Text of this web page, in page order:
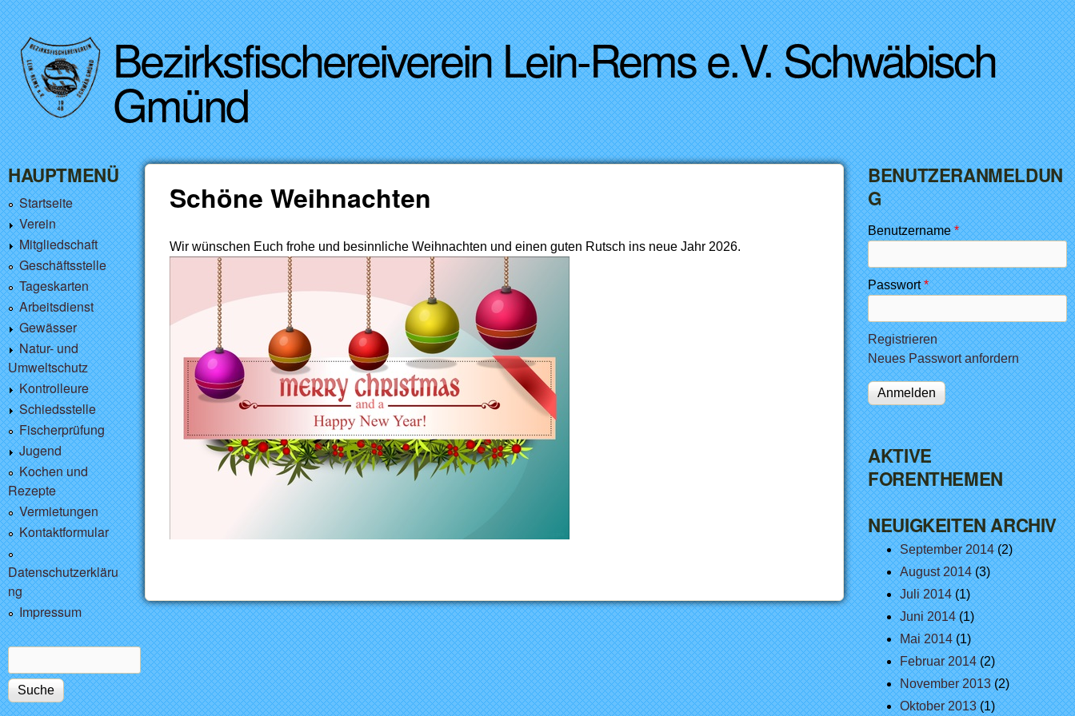
Direkt zum Inhalt
Bezirksfischereiverein Lein-Rems e.V. Schwäbisch
Gmünd
Schöne Weihnachten
Wir wünschen Euch frohe und besinnliche Weihnachten und einen guten Rutsch ins neue Jahr 2026.
HAUPTMENÜ
Startseite
Verein
Mitgliedschaft
Geschäftsstelle
Tageskarten
Arbeitsdienst
Gewässer
Natur- und
Umweltschutz
Kontrolleure
Schiedsstelle
Fischerprüfung
Jugend
Kochen und
Rezepte
Vermietungen
Kontaktformular
Datenschutzerkläru
ng
Impressum
Suchformular
BENUTZERANMELDUN
G
Benutzername*
Passwort*
Registrieren
Neues Passwort anfordern
AKTIVE
FORENTHEMEN
NEUIGKEITEN ARCHIV
September 2014(2)
August 2014(3)
Juli 2014(1)
Juni 2014(1)
Mai 2014(1)
Februar 2014(2)
November 2013(2)
Oktober 2013(1)